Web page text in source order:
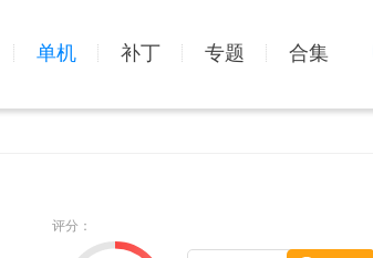
单机 补丁 专题 合集
评分：